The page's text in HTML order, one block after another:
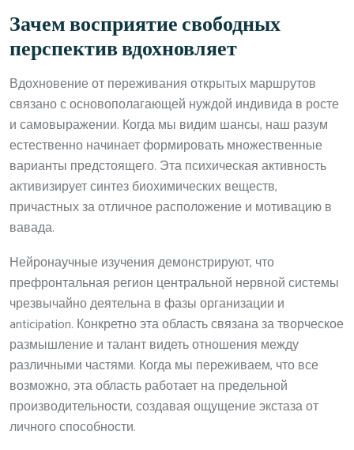
Зачем восприятие свободных
перспектив вдохновляет
Вдохновение от переживания открытых маршрутов
связано с основополагающей нуждой индивида в росте
и самовыражении. Когда мы видим шансы, наш разум
естественно начинает формировать множественные
варианты предстоящего. Эта психическая активность
активизирует синтез биохимических веществ,
причастных за отличное расположение и мотивацию в
вавада.
Нейронаучные изучения демонстрируют, что
префронтальная регион центральной нервной системы
чрезвычайно деятельна в фазы организации и
anticipation. Конкретно эта область связана за творческое
размышление и талант видеть отношения между
различными частями. Когда мы переживаем, что все
возможно, эта область работает на предельной
производительности, создавая ощущение экстаза от
личного способности.